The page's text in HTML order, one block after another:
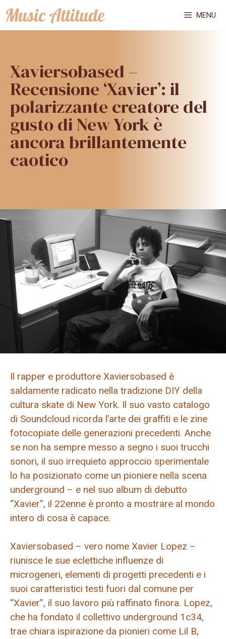
Vai
al
MENU
Xaviersobased –
Recensione ‘Xavier’: il
polarizzante creatore del
gusto di New York è
ancora brillantemente
caotico
Il rapper e produttore Xaviersobased è
saldamente radicato nella tradizione DIY della
cultura skate di New York. Il suo vasto catalogo
di Soundcloud ricorda l’arte dei graffiti e le zine
fotocopiate delle generazioni precedenti. Anche
se non ha sempre messo a segno i suoi trucchi
sonori, il suo irrequieto approccio sperimentale
lo ha posizionato come un pioniere nella scena
underground – e nel suo album di debutto
“Xavier”, il 22enne è pronto a mostrare al mondo
intero di cosa è capace.
Xaviersobased – vero nome Xavier Lopez –
riunisce le sue eclettiche influenze di
microgeneri, elementi di progetti precedenti e i
suoi caratteristici testi fuori dal comune per
“Xavier”, il suo lavoro più raffinato finora. Lopez,
che ha fondato il collettivo underground 1c34,
trae chiara ispirazione da pionieri come Lil B,